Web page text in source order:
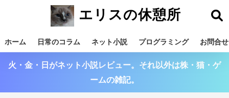
エリスの休憩所
ホーム 日常のコラム ネット小説 プログラミング お問合せ
火・金・日がネット小説レビュー。それ以外は株・猫・ゲ
ームの雑記。